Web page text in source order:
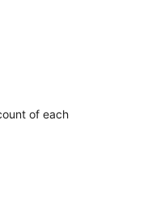
of each